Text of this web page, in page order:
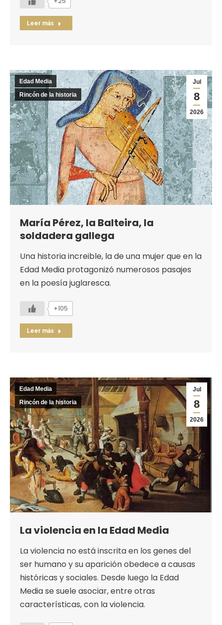
Leer más
Jul
8
2026
Edad Media
Rincón de la historia
María Pérez, la Balteira, la
soldadera gallega
Una historia increible, la de una mujer que en la
Edad Media protagonizó numerosos pasajes
en la poesía juglaresca.
+105
Leer más
Jul
8
2026
Edad Media
Rincón de la historia
La violencia en la Edad Media
La violencia no está inscrita en los genes del
ser humano y su aparición obedece a causas
históricas y sociales. Desde luego la Edad
Media se suele asociar, entre otras
características, con la violencia.